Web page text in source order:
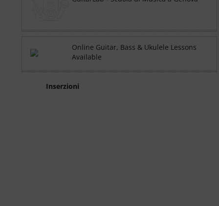
Online Guitar, Bass & Ukulele Lessons
Available
Inserzioni